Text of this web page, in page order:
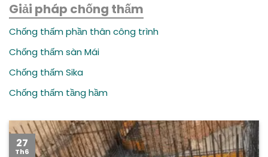
Giải pháp chống thấm
Chống thấm phần thân công trình
Chống thấm sàn Mái
Chống thấm Sika
Chống thấm tầng hầm
27
Th6